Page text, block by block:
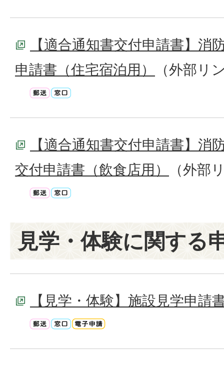
【適合通知書交付申請書】消
申請書（住宅宿泊用）
（外部リ
【適合通知書交付申請書】消
交付申請書（飲食店用）
（外部
見学・体験に関する
【見学・体験】施設見学申請